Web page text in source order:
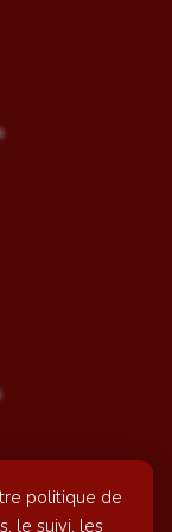
politique de
le suivi, les